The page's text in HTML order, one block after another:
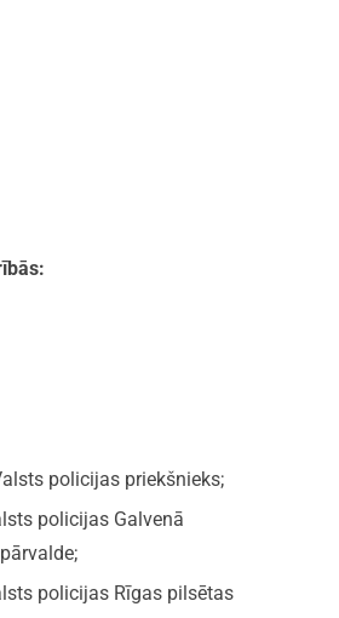
policijas priekšnieks;
policijas Galvenā
policijas Rīgas pilsētas